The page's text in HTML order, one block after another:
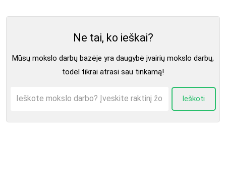
Ne tai, ko ieškai?
Mūsų mokslo darbų bazėje yra daugybė įvairių mokslo darbų,
todėl tikrai atrasi sau tinkamą!
Ieškoti